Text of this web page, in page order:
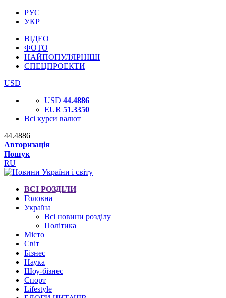
РУС
УКР
ВІДЕО
ФОТО
НАЙПОПУЛЯРНІШІ
СПЕЦПРОЕКТИ
USD
USD 44.4886
EUR 51.3350
Всі курси валют
44.4886
Авторизація
Пошук
RU
ВСІ РОЗДІЛИ
Головна
Україна
Всі новини розділу
Політика
Місто
Світ
Бізнес
Наука
Шоу-бізнес
Спорт
Lifestyle